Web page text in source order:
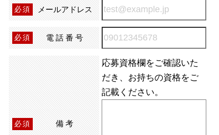
必須 メールアドレス
必須 電話番号
必須 備考
応募資格欄をご確認いた
だき、お持ちの資格をご
記載ください。